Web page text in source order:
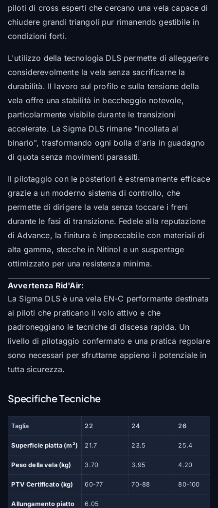
piloti di cross esperti che cercano una vela capace di
chiudere grandi triangoli pur rimanendo gestibile in
condizioni forti.
L'utilizzo della tecnologia DLS permette di alleggerire
considerevolmente la vela senza sacrificarne la
durabilità. Il lavoro sul profilo e sulla tensione della
vela offre una stabilità in beccheggio notevole,
particolarmente visibile durante le transizioni
accelerate. La Sigma DLS rimane "incollata al
binario", trasformando ogni bolla d'aria in guadagno
di quota senza movimenti parassiti.
Il pilotaggio con le posteriori è estremamente efficace
grazie a un moderno sistema di controllo, che
permette di dirigere la vela senza toccare i freni
durante le fasi di transizione. Fedele alla reputazione
di Advance, la finitura è impeccabile con materiali di
alta gamma, stecche in Nitinol e un suspentage
ottimizzato per una resistenza minima.
Avvertenza Rid'Air:
La Sigma DLS è una vela EN-C performante destinata
ai piloti che praticano il volo attivo e che
padroneggiano le tecniche di discesa rapida. Un
livello di pilotaggio confermato e una pratica regolare
sono necessari per sfruttarne appieno il potenziale in
tutta sicurezza.
Specifiche Tecniche
Taglia 22 24 26
Superficie piatta (m²) 21.7 23.5 25.4
Peso della vela (kg) 3.70 3.95 4.20
PTV Certificato (kg) 60-77 70-88 80-100
Allungamento piatto 6.05